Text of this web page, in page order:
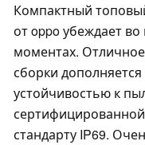
Компактный
от oppo убеждает
моментах.
сборки дополняется
устойчивостью к
стандарту IP69.